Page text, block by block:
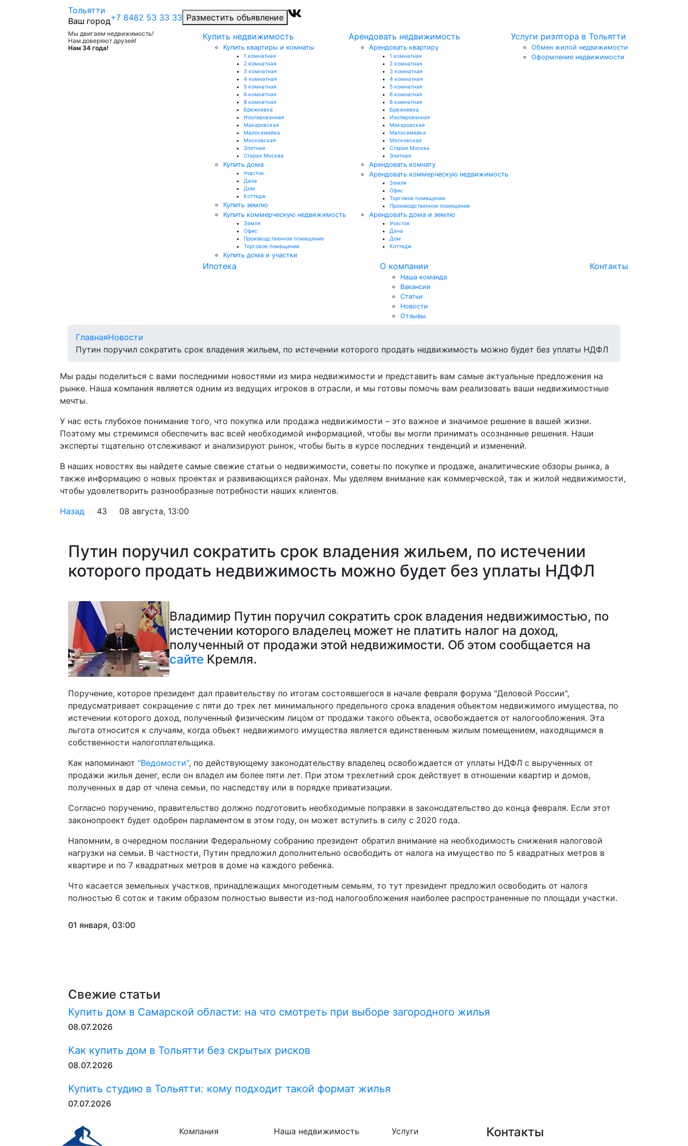
Мы двигаем недвижимость!
Нам доверяют друзей!
Нам 34 года!
Купить недвижимость
Купить квартиры и комнаты
1 комнатная
2 комнатная
3 комнатная
4 комнатная
5 комнатная
6 комнатная
8 комнатная
Брежневка
Изолированная
Макаровская
Малосемейка
Московская
Элитная
Старая Москва
Купить дома
Участок
Дача
Дом
Коттедж
Купить землю
Купить коммерческую недвижимость
Земля
Офис
Производственное помещение
Торговое помещение
Купить дома и участки
Арендовать недвижимость
Арендовать квартиру
1 комнатная
2 комнатная
3 комнатная
4 комнатная
5 комнатная
6 комнатная
8 комнатная
Брежневка
Изолированная
Макаровская
Малосемейка
Московская
Старая Москва
Элитная
Арендовать комнату
Арендовать коммерческую недвижимость
Земля
Офис
Торговое помещение
Производственное помещение
Арендовать дома и землю
Участок
Дача
Дом
Коттедж
Услуги риэлтора в Тольятти
Обмен жилой недвижимости
Оформление недвижимости
Ипотека О компании
Наша команда
Вакансии
Статьи
Новости
Отзывы
Контакты
Тольятти
Ваш город+7 8482 53 33 33 Разместить объявление
ГлавнаяНовости
Путин поручил сократить срок владения жильем, по истечении которого продать недвижимость можно будет без уплаты НДФЛ
Мы рады поделиться с вами последними новостями из мира недвижимости и представить вам самые актуальные предложения на
рынке. Наша компания является одним из ведущих игроков в отрасли, и мы готовы помочь вам реализовать ваши недвижимостные
мечты.
У нас есть глубокое понимание того, что покупка или продажа недвижимости – это важное и значимое решение в вашей жизни.
Поэтому мы стремимся обеспечить вас всей необходимой информацией, чтобы вы могли принимать осознанные решения. Наши
эксперты тщательно отслеживают и анализируют рынок, чтобы быть в курсе последних тенденций и изменений.
В наших новостях вы найдете самые свежие статьи о недвижимости, советы по покупке и продаже, аналитические обзоры рынка, а
также информацию о новых проектах и развивающихся районах. Мы уделяем внимание как коммерческой, так и жилой недвижимости,
чтобы удовлетворить разнообразные потребности наших клиентов.
Назад
43 08 августа, 13:00
Путин поручил сократить срок владения жильем, по истечении
которого продать недвижимость можно будет без уплаты НДФЛ
Владимир Путин поручил сократить срок владения недвижимостью, по
истечении которого владелец может не платить налог на доход,
полученный от продажи этой недвижимости. Об этом сообщается на
сайте Кремля.
Поручение, которое президент дал правительству по итогам состоявшегося в начале февраля форума "Деловой России",
предусматривает сокращение с пяти до трех лет минимального предельного срока владения объектом недвижимого имущества, по
истечении которого доход, полученный физическим лицом от продажи такого объекта, освобождается от налогообложения. Эта
льгота относится к случаям, когда объект недвижимого имущества является единственным жилым помещением, находящимся в
собственности налогоплательщика.
Как напоминают "Ведомости", по действующему законодательству владелец освобождается от уплаты НДФЛ с вырученных от
продажи жилья денег, если он владел им более пяти лет. При этом трехлетний срок действует в отношении квартир и домов,
полученных в дар от члена семьи, по наследству или в порядке приватизации.
Согласно поручению, правительство должно подготовить необходимые поправки в законодательство до конца февраля. Если этот
законопроект будет одобрен парламентом в этом году, он может вступить в силу с 2020 года.
Напомним, в очередном послании Федеральному собранию президент обратил внимание на необходимость снижения налоговой
нагрузки на семьи. В частности, Путин предложил дополнительно освободить от налога на имущество по 5 квадратных метров в
квартире и по 7 квадратных метров в доме на каждого ребенка.
Что касается земельных участков, принадлежащих многодетным семьям, то тут президент предложил освободить от налога
полностью 6 соток и таким образом полностью вывести из-под налогообложения наиболее распространенные по площади участки.
01 января, 03:00
Свежие статьи
Купить дом в Самарской области: на что смотреть при выборе загородного жилья
08.07.2026
Как купить дом в Тольятти без скрытых рисков
08.07.2026
Купить студию в Тольятти: кому подходит такой формат жилья
07.07.2026
Компания Наша недвижимость Услуги Контакты